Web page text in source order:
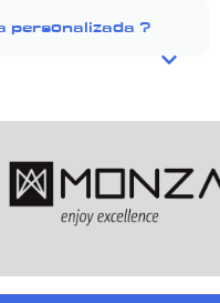
personalizada ?